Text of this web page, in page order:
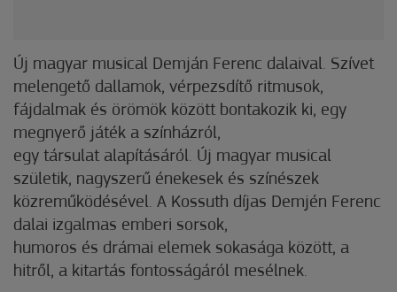
Új magyar musical Demján Ferenc dalaival. Szívet
melengető dallamok, vérpezsdítő ritmusok,
fájdalmak és örömök között bontakozik ki, egy
megnyerő játék a színházról,
egy társulat alapításáról. Új magyar musical
születik, nagyszerű énekesek és színészek
közreműködésével. A Kossuth díjas Demjén Ferenc
dalai izgalmas emberi sorsok,
humoros és drámai elemek sokasága között, a
hitről, a kitartás fontosságáról mesélnek.